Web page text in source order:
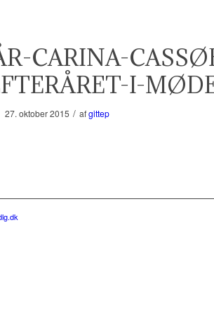
CARINA-
I-
27. oktober 2015 / afgittep